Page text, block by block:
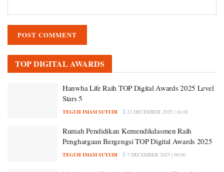
TOP DIGITAL AWARDS
Hanwha Life Raih TOP Digital Awards 2025 Level
Stars 5
TEGUH IMAM SUYUDI 23 DECEMBER 2025 | 16:00
Rumah Pendidikan Kemendikdasmen Raih
Penghargaan Bergengsi TOP Digital Awards 2025
TEGUH IMAM SUYUDI 7 DECEMBER 2025 | 09:00